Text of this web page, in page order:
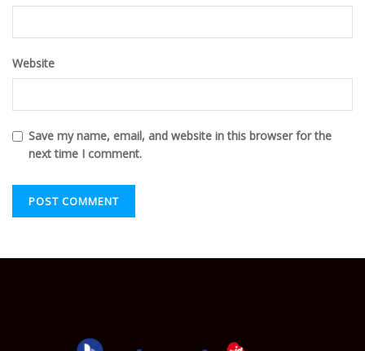
Website
Save my name, email, and website in this browser for the
next time I comment.